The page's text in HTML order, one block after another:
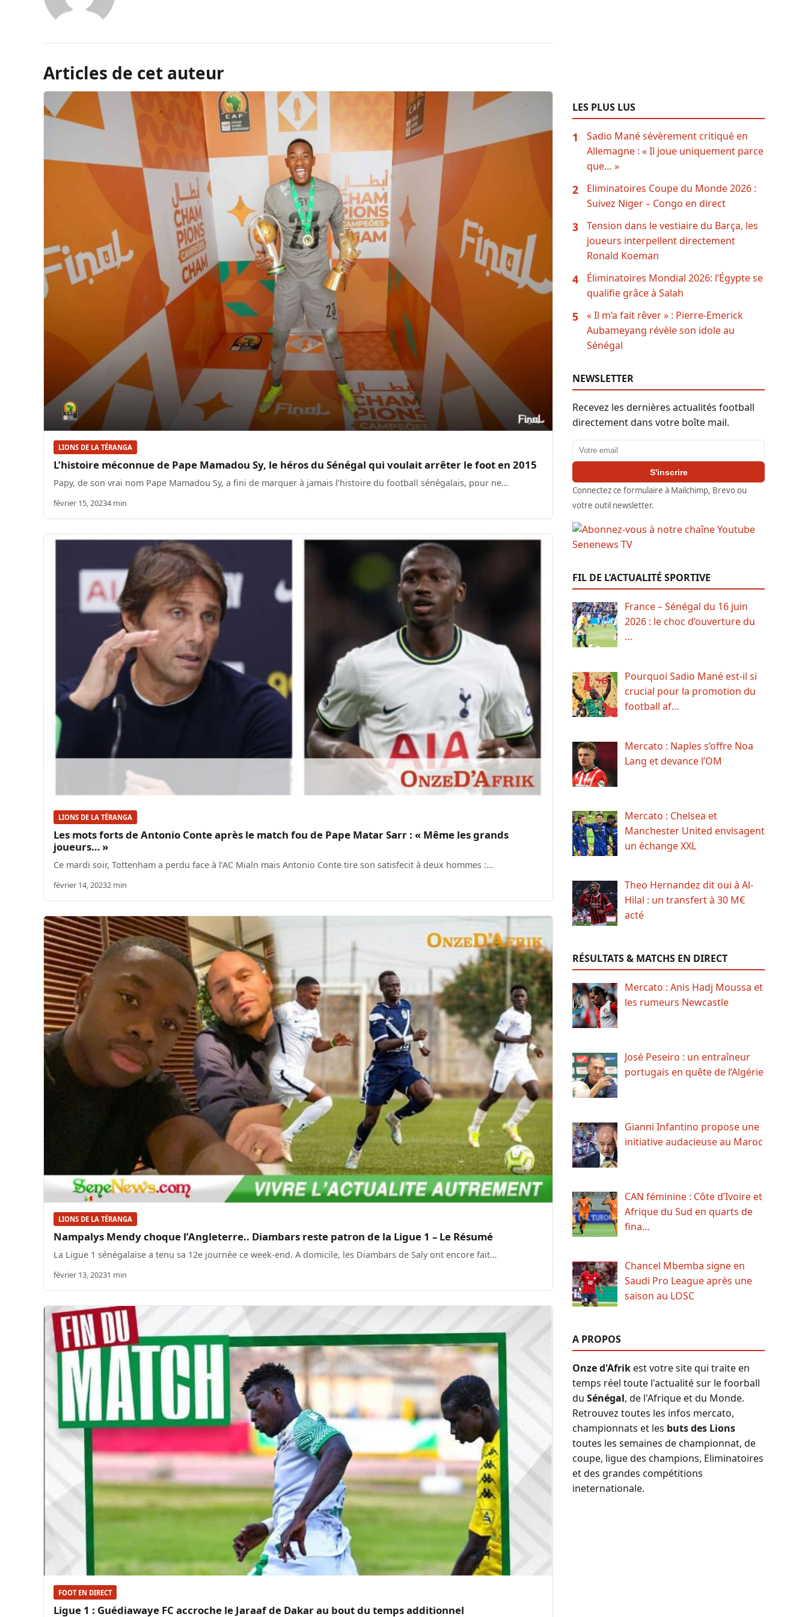
Articles de cet auteur
LIONS DE LA TÉRANGA
L’histoire méconnue de Pape Mamadou Sy, le héros du Sénégal qui voulait arrêter le foot en 2015
Papy, de son vrai nom Pape Mamadou Sy, a fini de marquer à jamais l’histoire du football sénégalais, pour ne…
février 15, 20234 min
LIONS DE LA TÉRANGA
Les mots forts de Antonio Conte après le match fou de Pape Matar Sarr : « Même les grands
joueurs… »
Ce mardi soir, Tottenham a perdu face à l’AC Mialn mais Antonio Conte tire son satisfecit à deux hommes :…
février 14, 20232 min
LIONS DE LA TÉRANGA
Nampalys Mendy choque l’Angleterre.. Diambars reste patron de la Ligue 1 – Le Résumé
La Ligue 1 sénégalaise a tenu sa 12e journée ce week-end. A domicile, les Diambars de Saly ont encore fait…
février 13, 20231 min
FOOT EN DIRECT
Ligue 1 : Guédiawaye FC accroche le Jaraaf de Dakar au bout du temps additionnel
LES PLUS LUS
1
Sadio Mané sévèrement critiqué en
Allemagne : « Il joue uniquement parce
que… »
2
Eliminatoires Coupe du Monde 2026 :
Suivez Niger – Congo en direct
3
Tension dans le vestiaire du Barça, les
joueurs interpellent directement
Ronald Koeman
4
Éliminatoires Mondial 2026: l’Égypte se
qualifie grâce à Salah
5
« Il m’a fait rêver » : Pierre-Emerick
Aubameyang révèle son idole au
Sénégal
NEWSLETTER
Recevez les dernières actualités football
directement dans votre boîte mail.
Adresse email
S'inscrire
Connectez ce formulaire à Mailchimp, Brevo ou
votre outil newsletter.
FIL DE L’ACTUALITÉ SPORTIVE
France – Sénégal du 16 juin
2026 : le choc d’ouverture du
…
Pourquoi Sadio Mané est-il si
crucial pour la promotion du
football af…
Mercato : Naples s’offre Noa
Lang et devance l’OM
Mercato : Chelsea et
Manchester United envisagent
un échange XXL
Theo Hernandez dit oui à Al-
Hilal : un transfert à 30 M€
acté
RÉSULTATS & MATCHS EN DIRECT
Mercato : Anis Hadj Moussa et
les rumeurs Newcastle
José Peseiro : un entraîneur
portugais en quête de l’Algérie
Gianni Infantino propose une
initiative audacieuse au Maroc
CAN féminine : Côte d’Ivoire et
Afrique du Sud en quarts de
fina…
Chancel Mbemba signe en
Saudi Pro League après une
saison au LOSC
A PROPOS
Onze d'Afrikest votre site qui traite en
temps réel toute l'actualité sur le foorball
du Sénégal, de l'Afrique et du Monde.
Retrouvez toutes les infos mercato,
championnats et les buts des Lions
toutes les semaines de championnat, de
coupe, ligue des champions, Eliminatoires
et des grandes compétitions
ineternationale.